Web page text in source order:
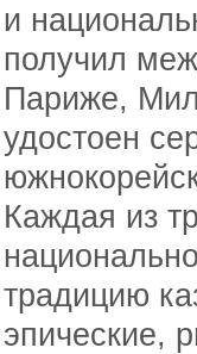
и
получил
Париже,
удостоен
Каждая из
традицию
эпические,